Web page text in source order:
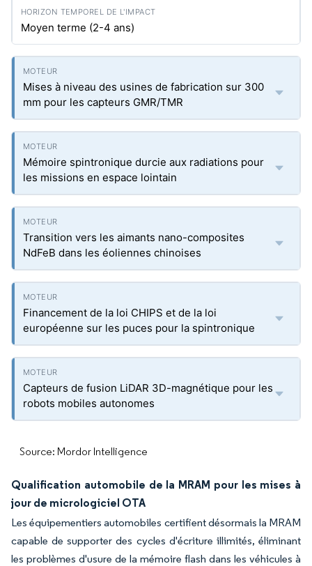
Moyen terme (2-4 ans)
Mises à niveau des usines de fabrication sur 300
mm pour les capteurs GMR/TMR
Mémoire spintronique durcie aux radiations pour
les missions en espace lointain
Transition vers les aimants nano-composites
NdFeB dans les éoliennes chinoises
Financement de la loi CHIPS et de la loi
européenne sur les puces pour la spintronique
Capteurs de fusion LiDAR 3D-magnétique pour les
robots mobiles autonomes
Source: Mordor Intelligence
Qualification automobile de la MRAM pour les mises à
jour de micrologiciel OTA
Les équipementiers automobiles certifient désormais la MRAM
capable de supporter des cycles d'écriture illimités, éliminant
les problèmes d'usure de la mémoire flash dans les véhicules à